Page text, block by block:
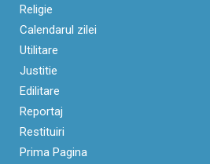
Religie
Calendarul zilei
Utilitare
Justitie
Edilitare
Reportaj
Restituiri
Prima Pagina